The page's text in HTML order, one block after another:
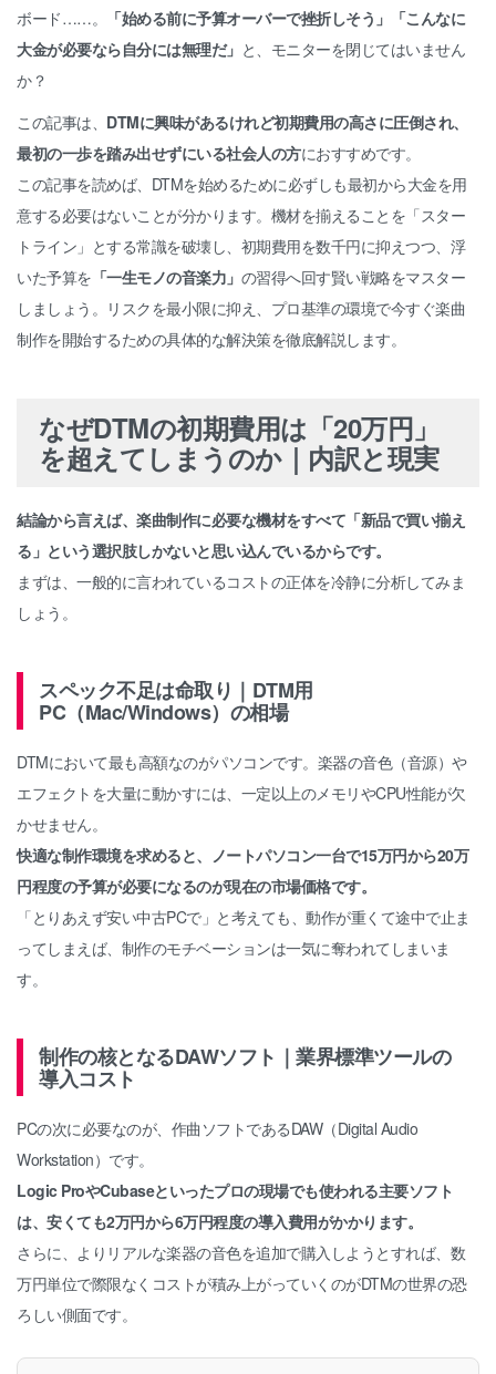
ボード……。
「始める前に予算オーバーで挫折しそう」「こんなに
大金が必要なら自分には無理だ」 と、モニターを閉じてはいません
か？
この記事は、 DTMに興味があるけれど初期費用の高さに圧倒され、
最初の一歩を踏み出せずにいる社会人の方におすすめです。
この記事を読めば、DTMを始めるために必ずしも最初から大金を用
意する必要はないことが分かります。機材を揃えることを「スター
トライン」とする常識を破壊し、初期費用を数千円に抑えつつ、浮
いた予算を 「一生モノの音楽力」 の習得へ回す賢い戦略をマスター
しましょう。リスクを最小限に抑え、プロ基準の環境で今すぐ楽曲
制作を開始するための具体的な解決策を徹底解説します。
なぜDTMの初期費用は「20万円」
を超えてしまうのか｜内訳と現実
結論から言えば、楽曲制作に必要な機材をすべて「新品で買い揃え
る」という選択肢しかないと思い込んでいるからです。
まずは、一般的に言われているコストの正体を冷静に分析してみま
しょう。
スペック不足は命取り｜DTM用
PC（Mac/Windows）の相場
DTMにおいて最も高額なのがパソコンです。楽器の音色（音源）や
エフェクトを大量に動かすには、一定以上のメモリやCPU性能が欠
かせません。
快適な制作環境を求めると、ノートパソコン一台で15万円から20万
円程度の予算が必要になるのが現在の市場価格です。
「とりあえず安い中古PCで」と考えても、動作が重くて途中で止ま
ってしまえば、制作のモチベーションは一気に奪われてしまいま
す。
制作の核となるDAWソフト｜業界標準ツールの
導入コスト
PCの次に必要なのが、作曲ソフトであるDAW（Digital Audio
Workstation）です。
Logic ProやCubaseといったプロの現場でも使われる主要ソフト
は、安くても2万円から6万円程度の導入費用がかかります。
さらに、よりリアルな楽器の音色を追加で購入しようとすれば、数
万円単位で際限なくコストが積み上がっていくのがDTMの世界の恐
ろしい側面です。